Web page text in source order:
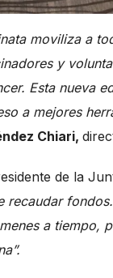
moviliza a
y
Esta nueva
a mejores
Chiari,
de la
recaudar
a tiempo,